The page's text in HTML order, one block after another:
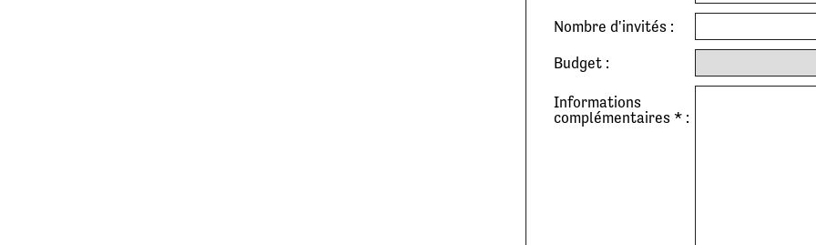
Nombre d'invités :
Budget :
Informations
complémentaires * :